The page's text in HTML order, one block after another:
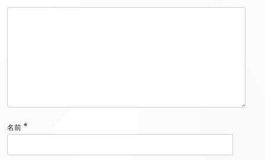
名前 *